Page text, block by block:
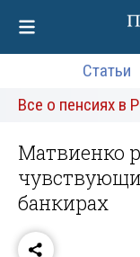
Статьи
Все о пенсиях в
Матвиенко
банкирах